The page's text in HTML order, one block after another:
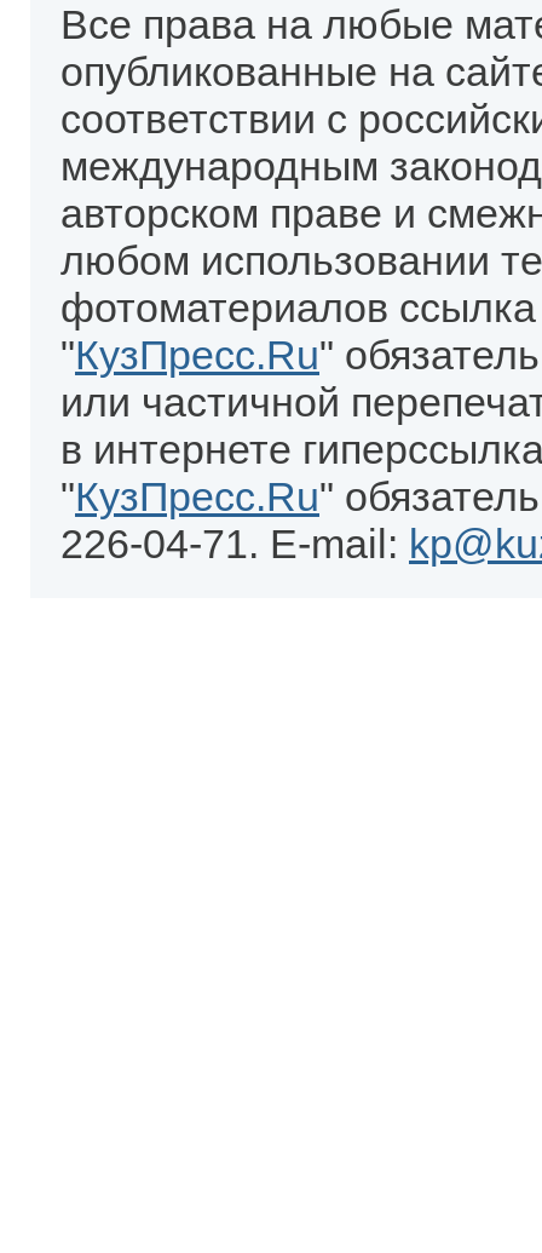
Все права на любые
опубликованные на
соответствии с
международным
авторском праве и
любом использовании
фотоматериалов
"КузПресс.Ru"
или частичной
в интернете
"КузПресс.Ru"
226-04-71. E-mail: